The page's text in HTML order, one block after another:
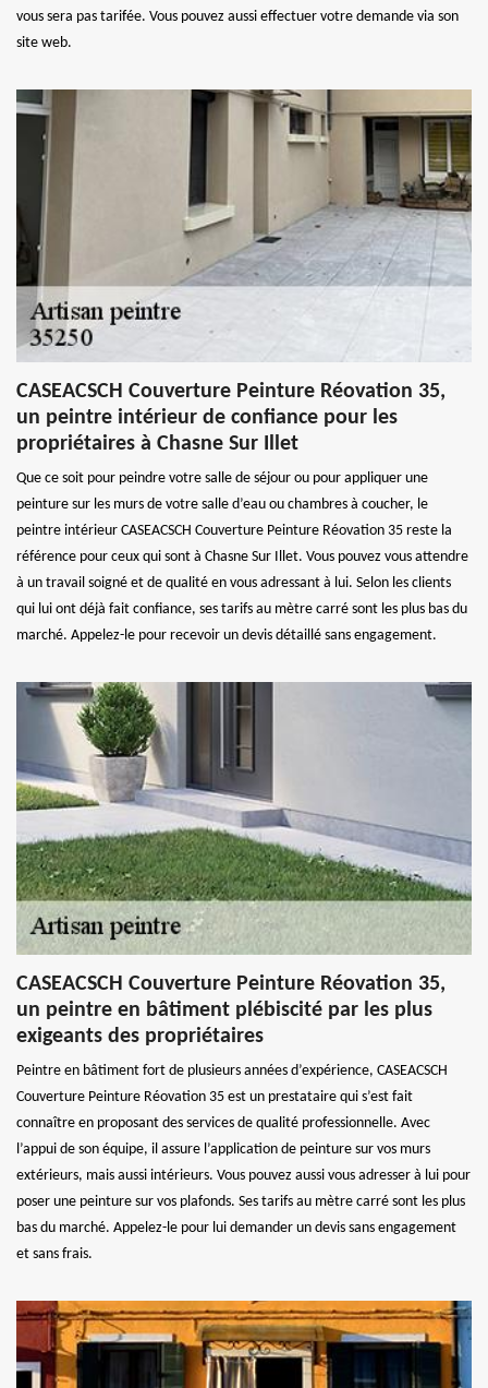
vous sera pas tarifée. Vous pouvez aussi effectuer votre demande via son
site web.
CASEACSCH Couverture Peinture Réovation 35,
un peintre intérieur de confiance pour les
propriétaires à Chasne Sur Illet
Que ce soit pour peindre votre salle de séjour ou pour appliquer une
peinture sur les murs de votre salle d’eau ou chambres à coucher, le
peintre intérieur CASEACSCH Couverture Peinture Réovation 35 reste la
référence pour ceux qui sont à Chasne Sur Illet. Vous pouvez vous attendre
à un travail soigné et de qualité en vous adressant à lui. Selon les clients
qui lui ont déjà fait confiance, ses tarifs au mètre carré sont les plus bas du
marché. Appelez-le pour recevoir un devis détaillé sans engagement.
CASEACSCH Couverture Peinture Réovation 35,
un peintre en bâtiment plébiscité par les plus
exigeants des propriétaires
Peintre en bâtiment fort de plusieurs années d’expérience, CASEACSCH
Couverture Peinture Réovation 35 est un prestataire qui s’est fait
connaître en proposant des services de qualité professionnelle. Avec
l’appui de son équipe, il assure l’application de peinture sur vos murs
extérieurs, mais aussi intérieurs. Vous pouvez aussi vous adresser à lui pour
poser une peinture sur vos plafonds. Ses tarifs au mètre carré sont les plus
bas du marché. Appelez-le pour lui demander un devis sans engagement
et sans frais.